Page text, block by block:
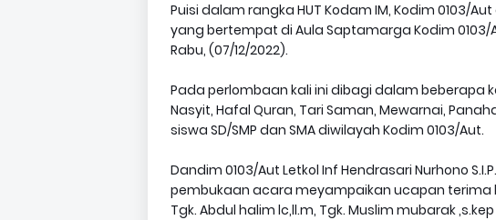
Puisi dalam rangka HUT Kodam IM, Kodim 0103/
yang bertempat di Aula Saptamarga Kodim 0103/
Rabu, (07/12/2022).
Pada perlombaan kali ini dibagi dalam beberapa
Nasyit, Hafal Quran, Tari Saman, Mewarnai,
siswa SD/SMP dan SMA diwilayah Kodim 0103/Aut.
Dandim 0103/Aut Letkol Inf Hendrasari Nurhono
pembukaan acara meyampaikan ucapan terima
Tgk. Abdul halim lc,ll.m, Tgk. Muslim mubarak